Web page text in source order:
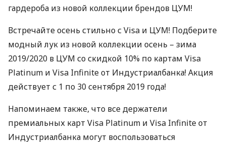
гардероба из новой коллекции брендов ЦУМ!
Встречайте осень стильно с Visa и ЦУМ! Подберите
модный лук из новой коллекции осень – зима
2019/2020 в ЦУМ со скидкой 10% по картам Visa
Platinum и Visa Infinite от Индустриалбанка! Акция
действует с 1 по 30 сентября 2019 года!
Напоминаем также, что все держатели
премиальных карт Visa Platinum и Visa Infinite от
Индустриалбанка могут воспользоваться